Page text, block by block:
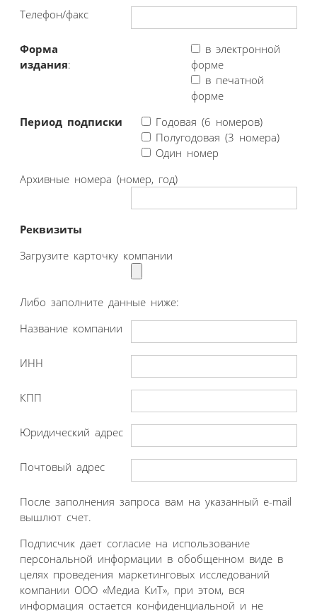
Телефон/факс
Форма
издания:
в электронной
форме
в печатной
форме
Период подписки
Годовая (6 номеров)
Полугодовая (3 номера)
Один номер
Архивные номера (номер, год)
Реквизиты
Загрузите карточку компании
Либо заполните данные ниже:
Название компании
ИНН
КПП
Юридический адрес
Почтовый адрес
После заполнения запроса вам на указанный e-mail
вышлют счет.
Подписчик дает согласие на использование
персональной информации в обобщенном виде в
целях проведения маркетинговых исследований
компании ООО «Медиа КиТ», при этом, вся
информация остается конфиденциальной и не